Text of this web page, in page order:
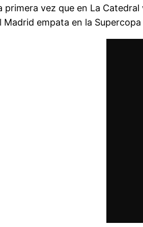
primera vez que en La
Madrid empata en la